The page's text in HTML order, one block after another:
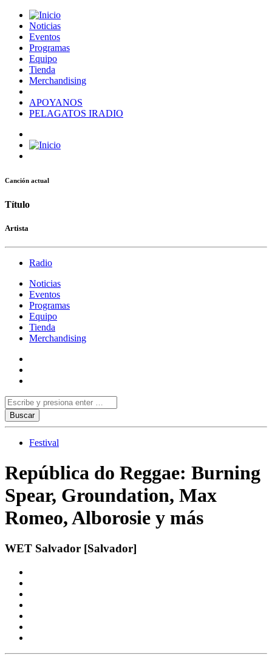
Noticias
Eventos
Programas
Equipo
Tienda
Merchandising
APOYANOS
PELAGATOS IRADIO
Canción actual
Título
Artista
Radio
Noticias
Eventos
Programas
Equipo
Tienda
Merchandising
Festival
República do Reggae: Burning
Spear, Groundation, Max
Romeo, Alborosie y más
WET Salvador [Salvador]